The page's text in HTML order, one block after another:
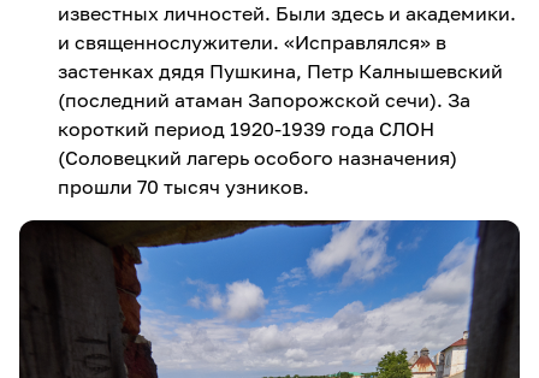
известных личностей. Были здесь и академики.
и священнослужители. «Исправлялся» в
застенках дядя Пушкина, Петр Калнышевский
(последний атаман Запорожской сечи). За
короткий период 1920-1939 года СЛОН
(Соловецкий лагерь особого назначения)
прошли 70 тысяч узников.